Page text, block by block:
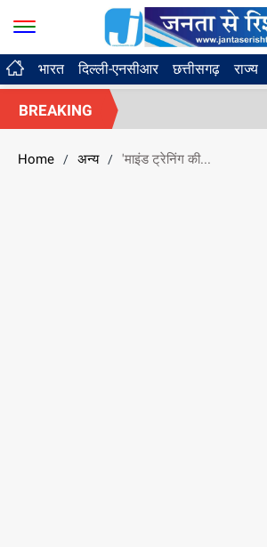
भारत दिल्ली-एनसीआर छत्तीसगढ़ राज्य
BREAKING
Home / अन्य / 'माइंड ट्रेनिंग की...